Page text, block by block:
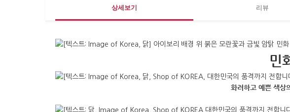
상세보기 리뷰
민
화려하고 예쁜 색상